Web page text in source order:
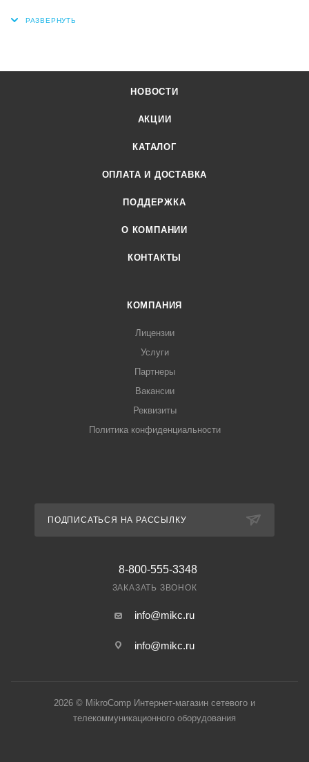
НОВОСТИ
АКЦИИ
КАТАЛОГ
ОПЛАТА И ДОСТАВКА
ПОДДЕРЖКА
О КОМПАНИИ
КОНТАКТЫ
КОМПАНИЯ
Лицензии
Услуги
Партнеры
Вакансии
Реквизиты
Политика конфиденциальности
ПОДПИСАТЬСЯ НА РАССЫЛКУ
8-800-555-3348
ЗАКАЗАТЬ ЗВОНОК
info@mikc.ru
info@mikc.ru
2026 © MikroComp Интернет-магазин сетевого и
телекоммуникационного оборудования